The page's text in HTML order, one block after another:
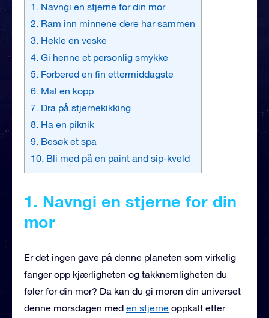
1. Navngi en stjerne for din mor
2. Ram inn minnene dere har sammen
3. Hekle en veske
4. Gi henne et personlig smykke
5. Forbered en fin ettermiddagste
6. Mal en kopp
7. Dra på stjernekikking
8. Ha en piknik
9. Besøk et spa
10. Bli med på en paint and sip-kveld
1. Navngi en stjerne for din
mor
Er det ingen gave på denne planeten som virkelig
fanger opp kjærligheten og takknemligheten du
føler for din mor? Da kan du gi moren din universet
denne morsdagen med en stjerne oppkalt etter